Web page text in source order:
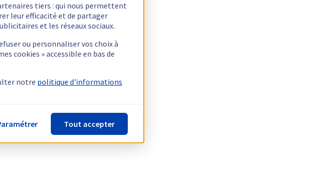
tiers : qui nous permettent
leur efficacité et de partager
et les réseaux sociaux.
ou personnaliser vos choix à
cookies » accessible en bas de
notre politique d'informations
Tout accepter